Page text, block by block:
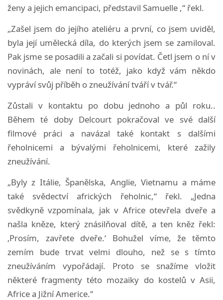
ženy a jejich emancipaci, představil Samuelle ,“ řekl.
„Zašel jsem do jejího ateliéru a první, co jsem uviděl,
byla její umělecká díla, do kterých jsem se zamiloval.
Pak jsme se posadili a začali si povídat. Četl jsem o ní v
novinách, ale není to totéž, jako když vám někdo
vypráví svůj příběh o zneužívání tváří v tvář.“
Zůstali v kontaktu po dobu jednoho a půl roku..
Během té doby Delcourt pokračoval ve své další
filmové práci a navázal také kontakt s dalšími
řeholnicemi a bývalými řeholnicemi, které zažily
zneužívání.
„Byly z Itálie, Španělska, Anglie, Vietnamu a máme
také svědectví afrických řeholnic,“ řekl. „Jedna
svědkyně vzpomínala, jak v Africe otevřela dveře a
našla kněze, který znásilňoval dítě, a ten kněz řekl:
‚Prosím, zavřete dveře.‘ Bohužel víme, že těmto
zemím bude trvat velmi dlouho, než se s tímto
zneužíváním vypořádají. Proto se snažíme vložit
některé fragmenty této mozaiky do kostelů v Asii,
Africe a Jižní Americe.“